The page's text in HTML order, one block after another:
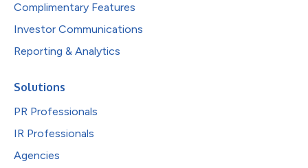
Complimentary Features
Investor Communications
Reporting & Analytics
Solutions
PR Professionals
IR Professionals
Agencies